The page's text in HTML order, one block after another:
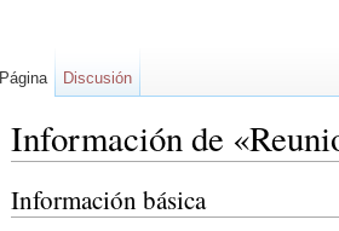
Información de
Información básica
Página Discusión